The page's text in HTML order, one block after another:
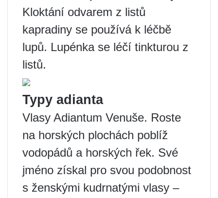
Kloktání odvarem z listů
kapradiny se používá k léčbě
lupů. Lupénka se léčí tinkturou z
listů.
Typy adianta
Vlasy Adiantum Venuše. Roste
na horských plochách poblíž
vodopádů a horských řek. Své
jméno získal pro svou podobnost
s ženskými kudrnatými vlasy –